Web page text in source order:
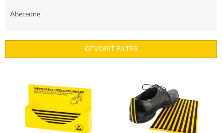
p
Abecedne
OTVORIŤ FILTER